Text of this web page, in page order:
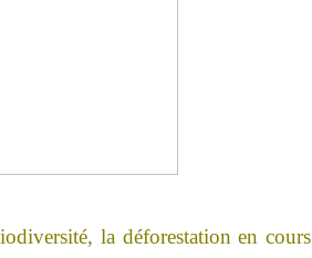
la déforestation en cours